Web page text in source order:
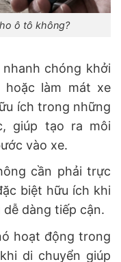
ô tô không?
chóng khởi
làm mát xe
ích trong những
giúp tạo ra môi
vào xe.
cần phải trực
biệt hữu ích khi
dàng tiếp cận.
hoạt động trong
di chuyển giúp